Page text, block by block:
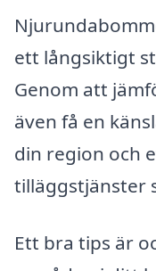
ett långsiktigt
Genom att
även få en
din region och
tilläggstjänster
Ett bra tips är